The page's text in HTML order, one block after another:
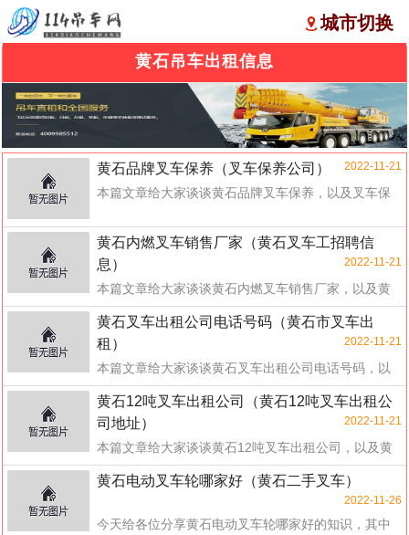
城市切换
黄石吊车出租信息
黄石品牌叉车保养（叉车保养公司） 2022-11-21
本篇文章给大家谈谈黄石品牌叉车保养，以及叉车保
了收...
黄石内燃叉车销售厂家（黄石叉车工招聘信
息）
2022-11-21
本篇文章给大家谈谈黄石内燃叉车销售厂家，以及黄
石叉车工招聘信息对应的知识点，希望对各位有所帮
助，...
黄石叉车出租公司电话号码（黄石市叉车出
租）
2022-11-21
本篇文章给大家谈谈黄石叉车出租公司电话号码，以
及黄石市叉车出租对应的知识点，希望对各位有所帮
助，...
黄石12吨叉车出租公司（黄石12吨叉车出租公
司地址）
2022-11-21
本篇文章给大家谈谈黄石12吨叉车出租公司，以及黄
石12吨叉车出租公司地址对应的知识点，希望对各位
有所...
黄石电动叉车轮哪家好（黄石二手叉车）
2022-11-26
今天给各位分享黄石电动叉车轮哪家好的知识，其中